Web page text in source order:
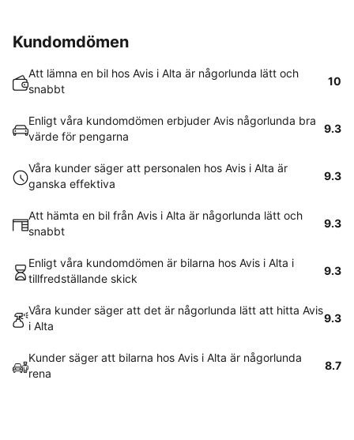
Kundomdömen
Att lämna en bil hos Avis i Alta är någorlunda lätt och
snabbt
10
Enligt våra kundomdömen erbjuder Avis någorlunda bra
värde för pengarna
9.3
Våra kunder säger att personalen hos Avis i Alta är
ganska effektiva
9.3
Att hämta en bil från Avis i Alta är någorlunda lätt och
snabbt
9.3
Enligt våra kundomdömen är bilarna hos Avis i Alta i
tillfredställande skick
9.3
Våra kunder säger att det är någorlunda lätt att hitta Avis
i Alta
9.3
Kunder säger att bilarna hos Avis i Alta är någorlunda
rena
8.7